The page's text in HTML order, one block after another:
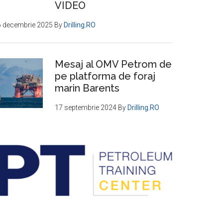
VIDEO
decembrie 2025 By Drilling.RO
Mesaj al OMV Petrom de
pe platforma de foraj
marin Barents
17 septembrie 2024 By Drilling.RO